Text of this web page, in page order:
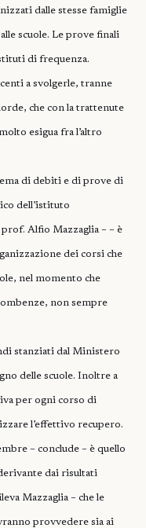
dalle stesse famiglie
scuole. Le prove finali
di frequenza.
a svolgerle, tranne
che con la trattenute
esigua fra l’altro
di debiti e di prove di
dell’istituto
Alfio Mazzaglia – – è
dei corsi che
nel momento che
non sempre
stanziati dal Ministero
delle scuole. Inoltre a
per ogni corso di
l’effettivo recupero.
– conclude – è quello
dai risultati
Mazzaglia – che le
provvedere sia ai